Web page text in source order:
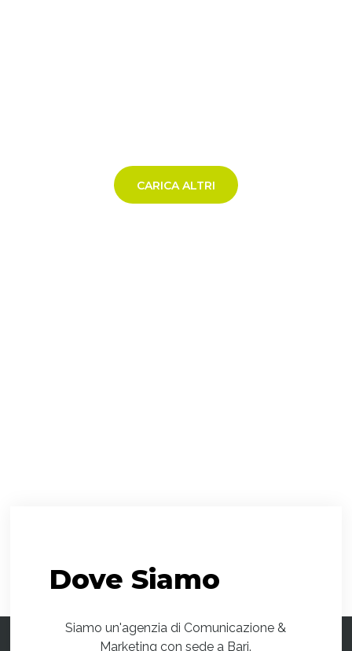
CARICA ALTRI
DoveSiamo
Siamo un'agenzia di Comunicazione &
Marketing con sede a Bari.